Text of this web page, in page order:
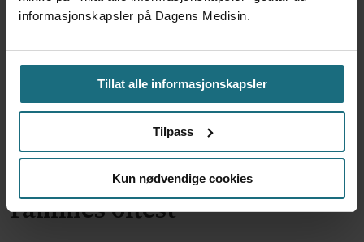
informasjonskapsler på Dagens Medisin.
Tillat alle informasjonskapsler
Tilpass
Kun nødvendige cookies
Voldshendelser på jobb:
Helse- og sosialtjenestene
rammes oftest